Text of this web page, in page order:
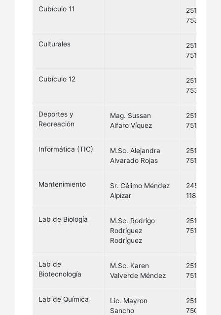
Cubículo 11
2511-
7534
Culturales
2511-
7515
Cubículo 12
2511-
7535
Deportes y
Recreación
Mag. Sussan
Alfaro Víquez
2511-
7511
Informática (TIC)
M.Sc. Alejandra
Alvarado Rojas
2511-
7512
Mantenimiento
Sr. Célimo Méndez
Alpízar
2458-
1184
Lab de Biología
M.Sc. Rodrigo
Rodríguez
Rodríguez
2511-
7518
Lab de
Biotecnología
M.Sc. Karen
Valverde Méndez
2511-
7519
Lab de Química
Lic. Mayron
Sancho
2511-
7502